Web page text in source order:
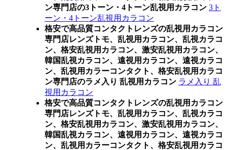
ン専門店の3トーン・4トーン乱視用カラコン 3ト
ーン・4トーン乱視用カラコン
格安で高品質コンタクトレンズの乱視用カラコン
専門店レンズトモ、乱視用カラコン、乱視カラコ
ン、格安乱視用カラコン、激安乱視用カラコン、
韓国乱視カラコン、遠視用カラコン、遠視カラコ
ン、乱視用カラーコンタクト、格安乱視用カラコ
ン専門店のラメ入り 乱視用カラコン ラメ入り 乱
視用カラコン
格安で高品質コンタクトレンズの乱視用カラコン
専門店レンズトモ、乱視用カラコン、乱視カラコ
ン、格安乱視用カラコン、激安乱視用カラコン、
韓国乱視カラコン、遠視用カラコン、遠視カラコ
ン、乱視用カラーコンタクト、格安乱視用カラコ